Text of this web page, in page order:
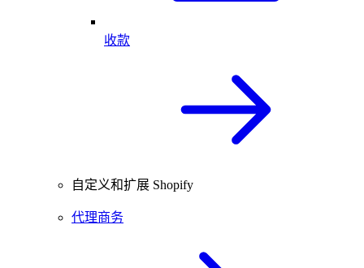
收款
自定义和扩展 Shopify
代理商务